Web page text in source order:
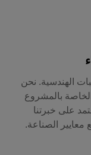
الهندسية. نحن
بالمشروع
على خبرتنا
الصناعة.